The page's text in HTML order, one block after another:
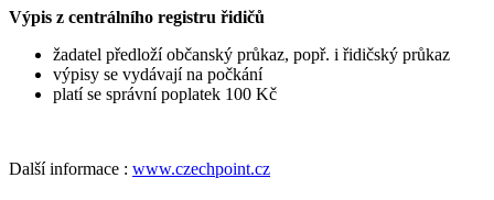
Výpis z centrálního registru řidičů
žadatel předloží občanský průkaz, popř. i řidičský průkaz
výpisy se vydávají na počkání
platí se správní poplatek 100 Kč
Další informace : www.czechpoint.cz